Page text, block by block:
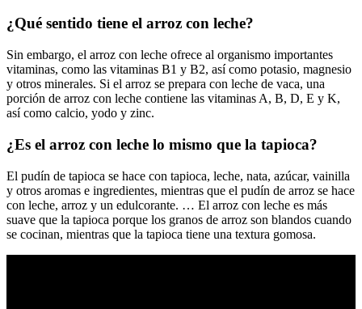
¿Qué sentido tiene el arroz con leche?
Sin embargo, el arroz con leche ofrece al organismo importantes
vitaminas, como las vitaminas B1 y B2, así como potasio, magnesio
y otros minerales. Si el arroz se prepara con leche de vaca, una
porción de arroz con leche contiene las vitaminas A, B, D, E y K,
así como calcio, yodo y zinc.
¿Es el arroz con leche lo mismo que la tapioca?
El pudín de tapioca se hace con tapioca, leche, nata, azúcar, vainilla
y otros aromas e ingredientes, mientras que el pudín de arroz se hace
con leche, arroz y un edulcorante. … El arroz con leche es más
suave que la tapioca porque los granos de arroz son blandos cuando
se cocinan, mientras que la tapioca tiene una textura gomosa.